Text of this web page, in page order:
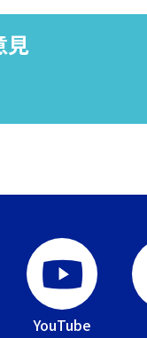
見
YouTube